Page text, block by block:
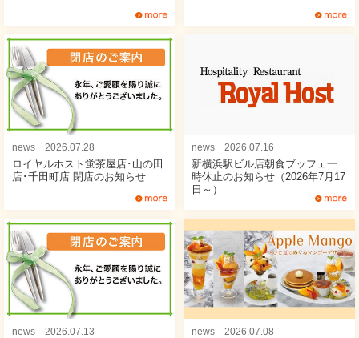
news 2026.07.28
ロイヤルホスト蛍茶屋店･山の田
店･千田町店 閉店のお知らせ
news 2026.07.16
新横浜駅ビル店朝食ブッフェ一
時休止のお知らせ（2026年7月17
日～）
news 2026.07.13 news 2026.07.08